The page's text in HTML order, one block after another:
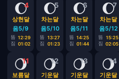
4
🌔
상현달
음5/9
뜸 12:29
짐 01:02
5
🌔
차는달
음5/10
뜸
13:27
짐
01:23
6
🌔
차는달
음5/11
뜸 14:25
짐 01:44
7
🌔
차는달
음5/12
뜸
15:25
짐 02:05
11
🌖
보름달
12
🌖
기운달
13
🌖
기운달
14
🌖
기운달